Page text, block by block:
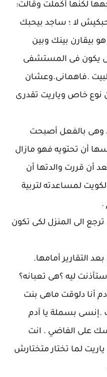
لكنها أكملت وقالت:
لا ؛ ساجد بيحبك
بيقارن بينك وبين
يكون فى المستشفى
.فاهمانى.وعشان
نوع خاص وياريت تقدرى
وهى بالفعل أصبحت
أن تحتويه فهو مازال
أن قررت والدتها أن
لمساعدته لتربية
.
الى المنزل لكى تكون
التقارير أمامها.
ليه ؟هى تعبانه؟
أنا دلوقت ماهى بنت
.إنسى بسملة يا آدم
على الفاضي . انت
لما تختار متختارش